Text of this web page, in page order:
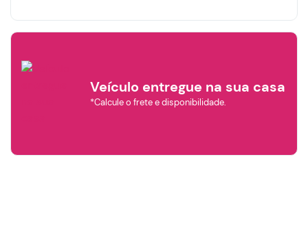
Veículo entregue na sua casa
*Calcule o frete e disponibilidade.